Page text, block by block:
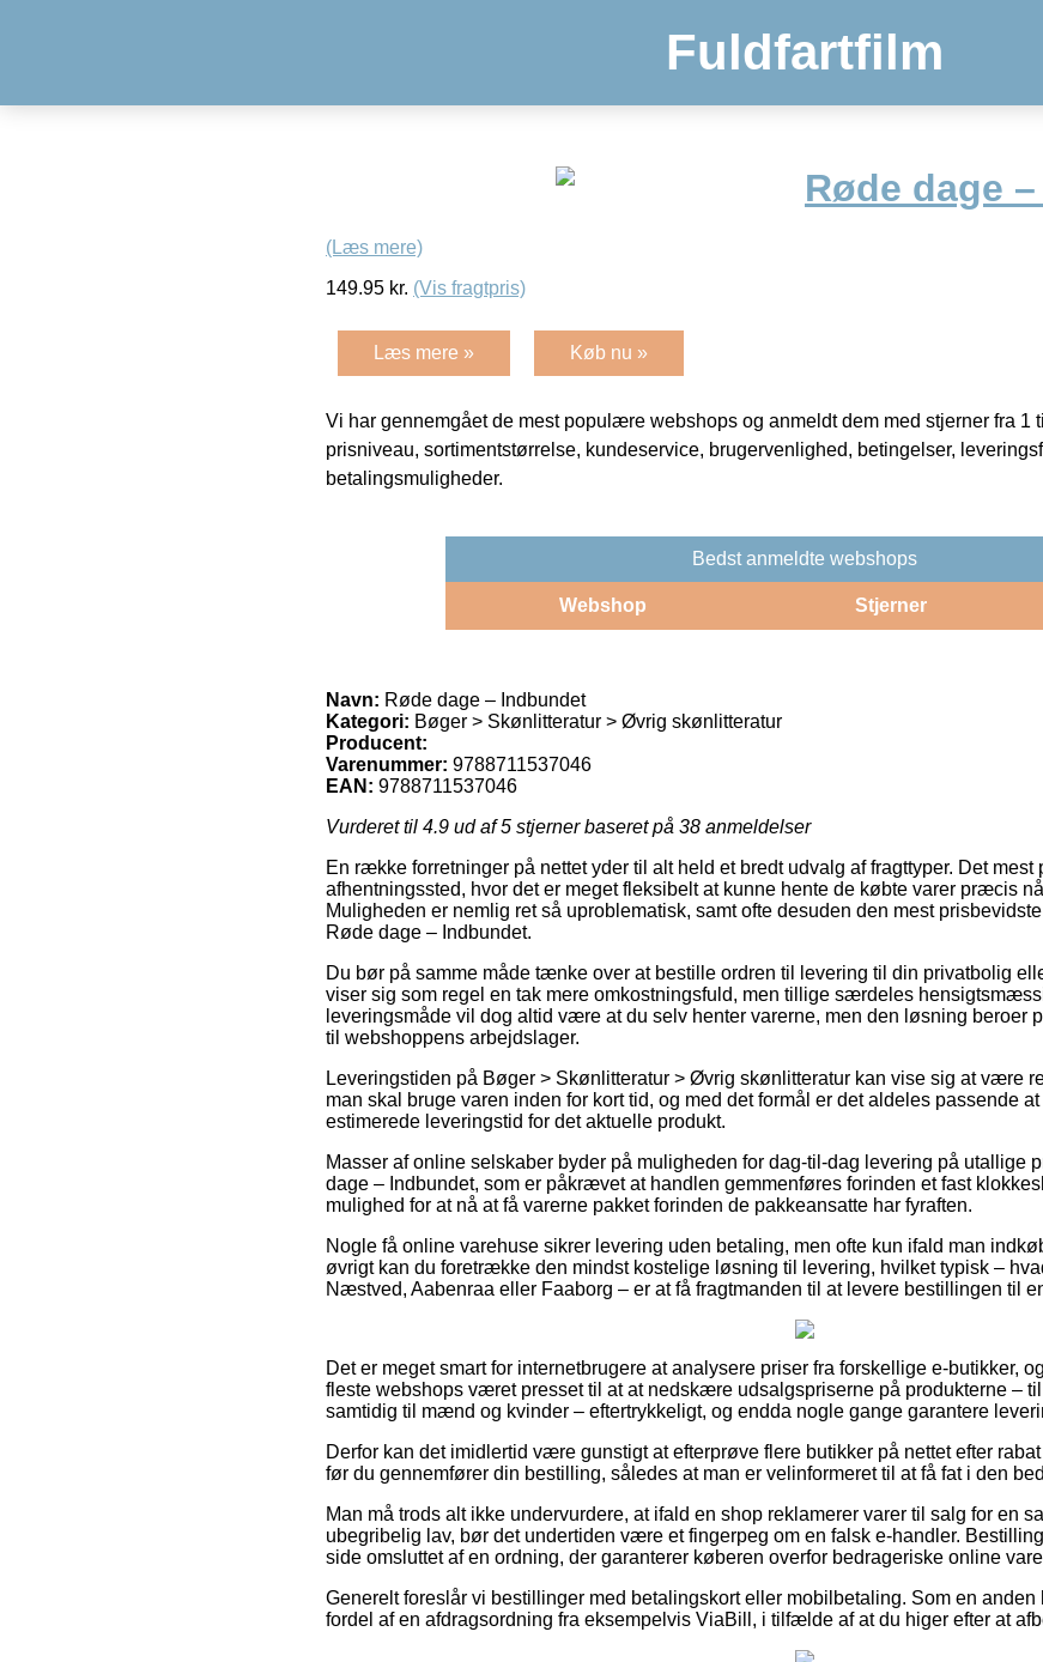
Fuldfartfilm
Røde dage
(Læs mere)
149.95 kr. (Vis fragtpris)
Læs mere » Køb nu »
Vi har gennemgået de mest populære webshops og anmeldt dem med stjerner fra 1
prisniveau, sortimentstørrelse, kundeservice, brugervenlighed, betingelser,
betalingsmuligheder.
Bedst anmeldte webshops
Webshop Stjerner
Navn: Røde dage – Indbundet
Kategori: Bøger > Skønlitteratur > Øvrig skønlitteratur
Producent:
Varenummer: 9788711537046
EAN: 9788711537046
Vurderet til 4.9 ud af 5 stjerner baseret på 38 anmeldelser
En række forretninger på nettet yder til alt held et bredt udvalg af fragttyper. Det
afhentningssted, hvor det er meget fleksibelt at kunne hente de købte varer præcis
Muligheden er nemlig ret så uproblematisk, samt ofte desuden den mest
Røde dage – Indbundet.
Du bør på samme måde tænke over at bestille ordren til levering til din privatbolig
viser sig som regel en tak mere omkostningsfuld, men tillige særdeles
leveringsmåde vil dog altid være at du selv henter varerne, men den løsning beroer
til webshoppens arbejdslager.
Leveringstiden på Bøger > Skønlitteratur > Øvrig skønlitteratur kan vise sig at være
man skal bruge varen inden for kort tid, og med det formål er det aldeles passende
estimerede leveringstid for det aktuelle produkt.
Masser af online selskaber byder på muligheden for dag-til-dag levering på utallige
dage – Indbundet, som er påkrævet at handlen gemmenføres forinden et fast
mulighed for at nå at få varerne pakket forinden de pakkeansatte har fyraften.
Nogle få online varehuse sikrer levering uden betaling, men ofte kun ifald man
øvrigt kan du foretrække den mindst kostelige løsning til levering, hvilket typisk –
Næstved, Aabenraa eller Faaborg – er at få fragtmanden til at levere bestillingen til
Det er meget smart for internetbrugere at analysere priser fra forskellige e-butikker,
fleste webshops været presset til at at nedskære udsalgspriserne på produkterne –
samtidig til mænd og kvinder – eftertrykkeligt, og endda nogle gange garantere
Derfor kan det imidlertid være gunstigt at efterprøve flere butikker på nettet efter
før du gennemfører din bestilling, således at man er velinformeret til at få fat i den
Man må trods alt ikke undervurdere, at ifald en shop reklamerer varer til salg for en
ubegribelig lav, bør det undertiden være et fingerpeg om en falsk e-handler.
side omsluttet af en ordning, der garanterer køberen overfor bedrageriske online
Generelt foreslår vi bestillinger med betalingskort eller mobilbetaling. Som en
fordel af en afdragsordning fra eksempelvis ViaBill, i tilfælde af at du higer efter at